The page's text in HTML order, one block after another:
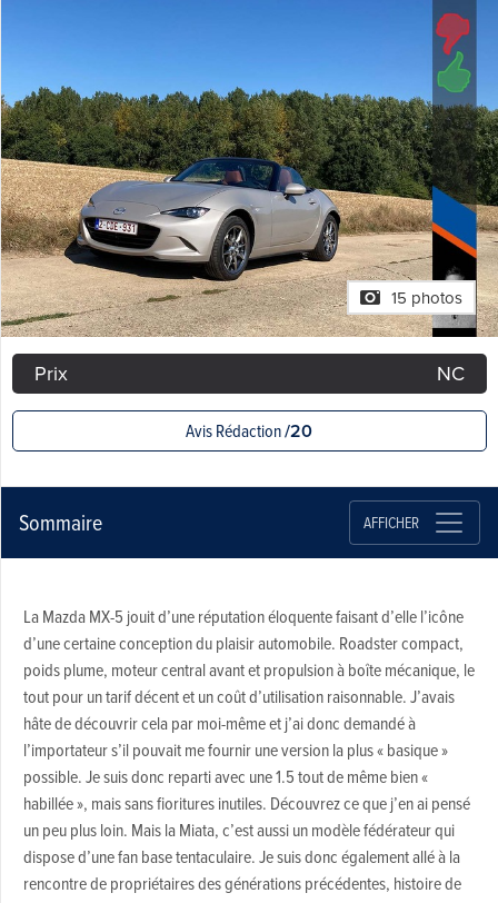
15 photos
Prix NC
Avis Rédaction/20
Sommaire AFFICHER
La Mazda MX-5 jouit d’une réputation éloquente faisant d’elle l’icône
d’une certaine conception du plaisir automobile. Roadster compact,
poids plume, moteur central avant et propulsion à boîte mécanique, le
tout pour un tarif décent et un coût d’utilisation raisonnable. J’avais
hâte de découvrir cela par moi-même et j’ai donc demandé à
l’importateur s’il pouvait me fournir une version la plus « basique »
possible. Je suis donc reparti avec une 1.5 tout de même bien «
habillée », mais sans fioritures inutiles. Découvrez ce que j’en ai pensé
un peu plus loin. Mais la Miata, c’est aussi un modèle fédérateur qui
dispose d’une fan base tentaculaire. Je suis donc également allé à la
rencontre de propriétaires des générations précédentes, histoire de